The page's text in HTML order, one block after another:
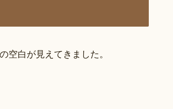
空白が見えてきました。